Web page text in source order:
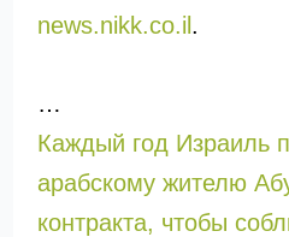
news.nikk.co.il .
…
Каждый год Израиль
арабскому жителю
контракта, чтобы